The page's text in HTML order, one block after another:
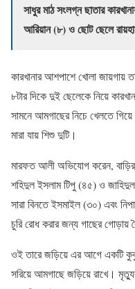
সাধুর মাঠ সংলগ্ন ছাতার
আরিয়ান (৮) ও ছোট ছেলে
কারখানার আশপাশে খোলা জায়গায়
৮টার দিকে দুই ছেলেকে নিয়ে
সামনে আমগাছের নিচে খেলতে
মারা যায় শিশু দুটি।
মারফত আলী অভিযোগ করেন, বাড়ির
শহিদুল ইসলাম টিপু (৪৫) ও
সারা বিনতে ইসমাইল (৩০) এবং
চুরি রোধ করার জন্য গাছের গোড়ায়
ওই তারে জড়িয়ে এর আগে একটি
সরিয়ে আমগাছে জড়িয়ে রাখে।